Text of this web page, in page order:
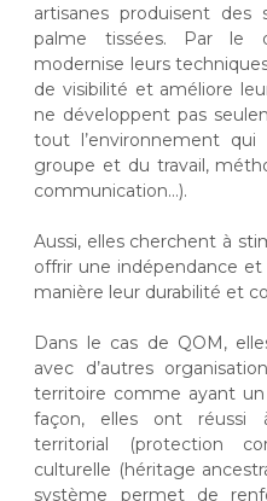
artisanes produisent
palme tissées. Par le
modernise leurs
de visibilité et améliore
ne développent pas
tout l’environnement
groupe et du travail,
communication…).
Aussi, elles cherchent à
offrir une indépendance
manière leur durabilité et
Dans le cas de QOM,
avec d’autres
territoire comme ayant
façon, elles ont réussi
territorial (protection
culturelle (héritage
système permet de